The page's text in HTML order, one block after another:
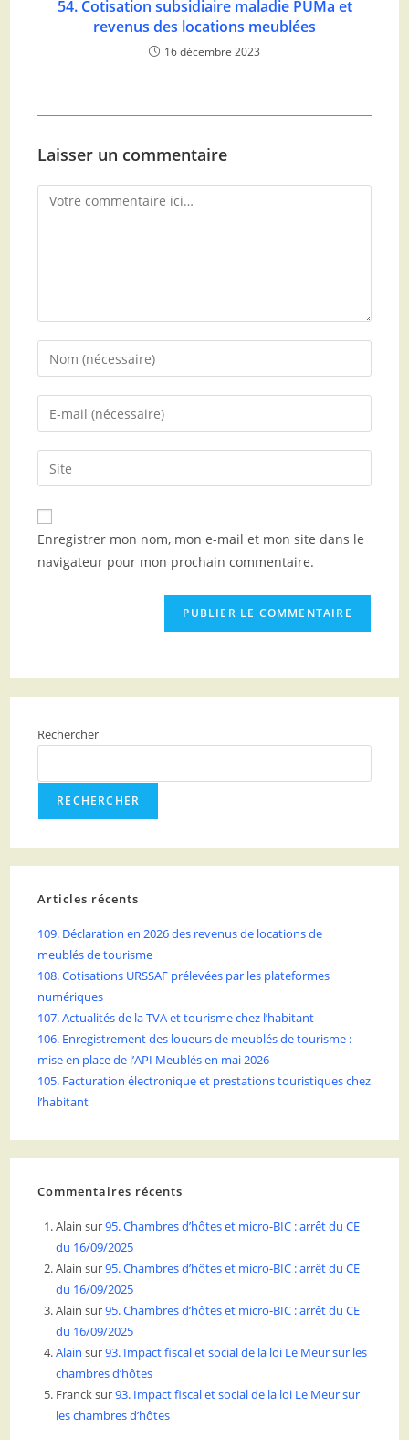
54. Cotisation subsidiaire maladie PUMa et
revenus des locations meublées
16 décembre 2023
Laisser un commentaire
Enregistrer mon nom, mon e-mail et mon site dans le
navigateur pour mon prochain commentaire.
Rechercher
RECHERCHER
Articles récents
109. Déclaration en 2026 des revenus de locations de
meublés de tourisme
108. Cotisations URSSAF prélevées par les plateformes
numériques
107. Actualités de la TVA et tourisme chez l’habitant
106. Enregistrement des loueurs de meublés de tourisme :
mise en place de l’API Meublés en mai 2026
105. Facturation électronique et prestations touristiques chez
l’habitant
Commentaires récents
Alain sur95. Chambres d’hôtes et micro-BIC : arrêt du CE
du 16/09/2025
Alain sur95. Chambres d’hôtes et micro-BIC : arrêt du CE
du 16/09/2025
Alain sur95. Chambres d’hôtes et micro-BIC : arrêt du CE
du 16/09/2025
Alain sur93. Impact fiscal et social de la loi Le Meur sur les
chambres d’hôtes
Francksur93. Impact fiscal et social de la loi Le Meur sur
les chambres d’hôtes